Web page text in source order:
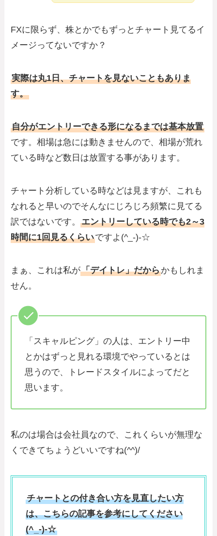
FXに限らず、株とかでもずっとチャート見てるイ
メージってないですか？
実際は丸1日、チャートを見ないこともありま
す。
自分がエントリーできる形になるまでは基本放置
です。相場は急には動きませんので、相場が荒れ
ている時など数日は放置する事があります。
チャート分析している時などは見ますが、これも
なれると早いのでそんなにじろじろ頻繁に見てる
訳ではないです。エントリーしている時でも2～3
時間に1回見るくらいですよ(^_-)-☆
まぁ、これは私が「デイトレ」だからかもしれま
せん。
「スキャルピング」の人は、エントリー中
とかはずっと見れる環境でやっているとは
思うので、トレードスタイルによってだと
思います。
私のは場合は会社員なので、これくらいが無理な
くできてちょうどいいですね(^^)/
チャートとの付き合い方を見直したい方
は、こちらの記事を参考にしてください
(^_-)-☆